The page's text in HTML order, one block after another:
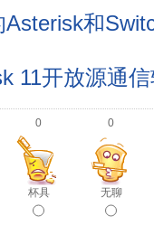
和
11开放源通
0
杯具
0
无聊